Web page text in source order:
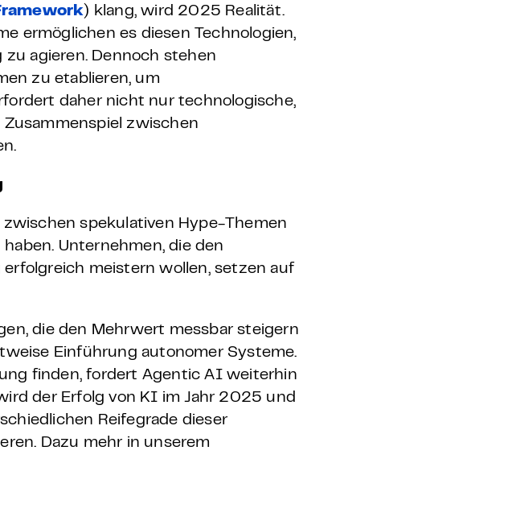
) klang, wird 2025 Realität.
ermöglichen es diesen Technologien,
agieren. Dennoch stehen
zu etablieren, um
daher nicht nur technologische,
zwischen
spekulativen Hype-Themen
Unternehmen, die den
meistern wollen, setzen auf
die den Mehrwert messbar steigern
Einführung autonomer Systeme.
finden, fordert Agentic AI weiterhin
der Erfolg von KI im Jahr 2025 und
Reifegrade dieser
Dazu mehr in unserem